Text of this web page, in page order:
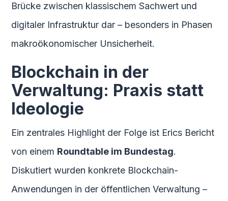
Brücke zwischen klassischem Sachwert und
digitaler Infrastruktur dar – besonders in Phasen
makroökonomischer Unsicherheit.
Blockchain in der
Verwaltung: Praxis statt
Ideologie
Ein zentrales Highlight der Folge ist Erics Bericht
von einem Roundtable im Bundestag.
Diskutiert wurden konkrete Blockchain-
Anwendungen in der öffentlichen Verwaltung –